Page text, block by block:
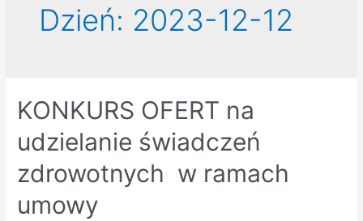
Dzień: 2023-12-12
KONKURS OFERT na
udzielanie świadczeń
zdrowotnych w ramach
umowy